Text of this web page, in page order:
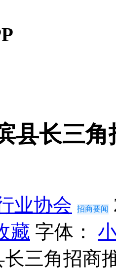
县长三
业协会 招商要闻
藏 字体：
长三角招商